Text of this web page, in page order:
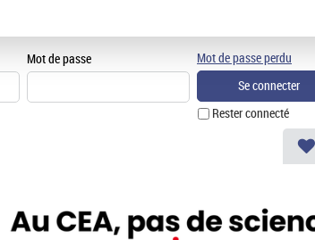
Mot de passe
Rester connecté
Mot de passe perdu